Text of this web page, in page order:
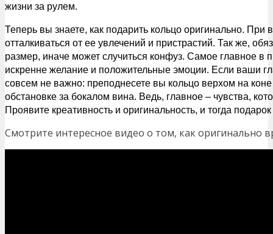
жизни за рулем.
Теперь вы знаете, как подарить кольцо оригинально. При
отталкиваться от ее увлечений и пристрастий. Так же,
размер, иначе может случиться конфуз. Самое главное в
искренне желание и положительные эмоции. Если ваши
совсем не важно: преподнесете вы кольцо верхом на
обстановке за бокалом вина. Ведь, главное – чувства,
Проявите креативность и оригинальность, и тогда
Смотрите интересное видео о том, как оригинально